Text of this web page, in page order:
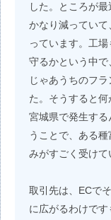
した。ところが
かなり減ってい
っています。工
守るかという中で
じゃあうちのフ
た。そうすると
宮城県で発生す
うことで、ある
みがすごく受けて
取引先は、ECで
に広がるわけです